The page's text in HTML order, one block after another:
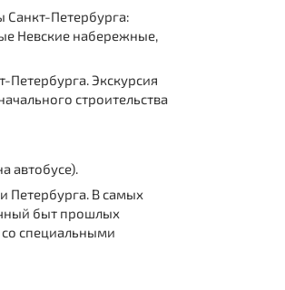
Санкт-Петербурга:
Невские набережные,
Петербурга. Экскурсия
строительства
автобусе).
Петербурга. В самых
быт прошлых
специальными